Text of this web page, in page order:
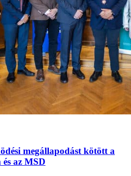
megállapodást kötött a
és az MSD